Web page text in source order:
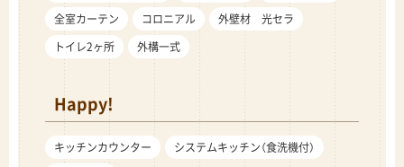
全室カーテン
コロニアル
外壁材 光セラ
トイレ2ヶ所
外構一式
Happy!
キッチンカウンター
システムキッチン（食洗機付）